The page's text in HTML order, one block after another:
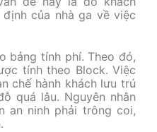
của nhà ga về việc
bảng tính phí. Theo đó,
tính theo Block. Việc
chế hành khách lưu trú
quá lâu. Nguyên nhân
an ninh phải trông coi,